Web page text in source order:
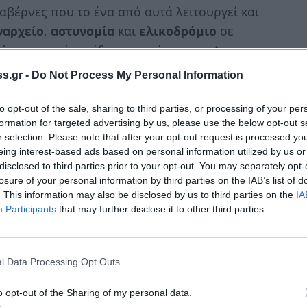
- Do Not Process My Personal Information
opt-out of the sale, sharing to third parties, or processing of your
for targeted advertising by us, please use the below opt-out
selection. Please note that after your opt-out request is processed
interest-based ads based on personal information utilized by us
to third parties prior to your opt-out. You may separately
of your personal information by third parties on the IAB’s list of
This information may also be disclosed by us to third parties on the
Participants that may further disclose it to other third parties.
Data Processing Opt Outs
opt-out of the Sharing of my personal data.
που το ένα από αυτά λειτουργεί και
, αστυνομία και ελικοδρόμιο σε
μια χαρά, το ίδιο και το ίντερνετ. Δεν
Αιγαίο και η πλούσια ιστορία του